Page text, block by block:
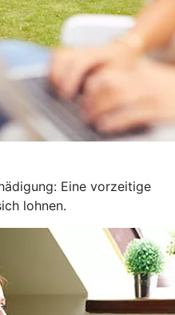
Eine vorzeitige
lohnen.